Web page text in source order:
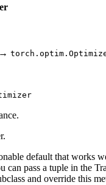
→
default that works
can pass a tuple in the
and override this